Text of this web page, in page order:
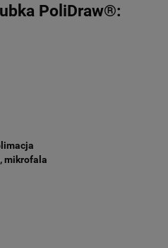
PoliDraw®:
mikrofala